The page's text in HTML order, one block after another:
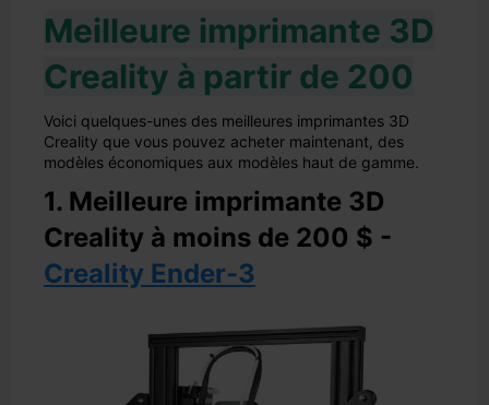
Meilleure imprimante 3D
Creality à partir de 200
Voici quelques-unes des meilleures imprimantes 3D
Creality que vous pouvez acheter maintenant, des
modèles économiques aux modèles haut de gamme.
1. Meilleure imprimante 3D
Creality à moins de 200 $ -
Creality Ender-3